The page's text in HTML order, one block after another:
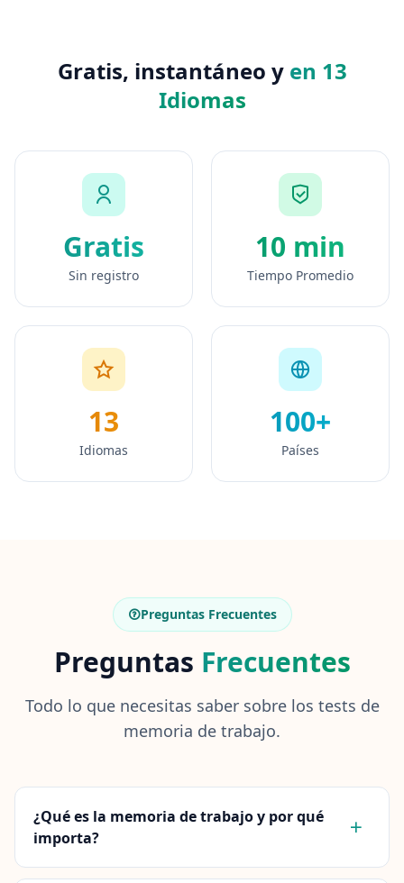
Gratis, instantáneo y en 13
Idiomas
Gratis
Sin registro
10 min
Tiempo Promedio
13
Idiomas
100+
Países
Preguntas Frecuentes
Preguntas Frecuentes
Todo lo que necesitas saber sobre los tests de
memoria de trabajo.
¿Qué es la memoria de trabajo y por qué
importa?